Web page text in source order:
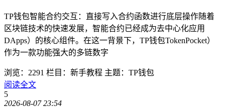
TP钱包智能合约交互：直接写入合约函数进行底层操作随着
区块链技术的快速发展，智能合约已经成为去中心化应用
DApps）的核心组件。在这一背景下，TP钱包TokenPocket）
作为一款功能强大的多链数字
浏览：2291 栏目：新手教程 主题：TP钱包
阅读全文
5
2026-08-07 23:54